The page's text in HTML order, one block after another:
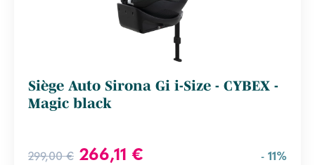
Siège Auto Sirona Gi i-Size - CYBEX -
Magic black
299,00 € 266,11 € - 11%